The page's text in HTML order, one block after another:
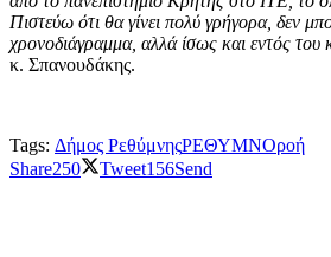
Πιστεύω ότι θα γίνει πολύ γρήγορα, δεν
χρονοδιάγραμμα, αλλά ίσως και εντός του
κ. Σπανουδάκης.
Tags: Δήμος ΡεθύμνηςΡΕΘΥΜΝΟροή
Share250 Tweet156Send